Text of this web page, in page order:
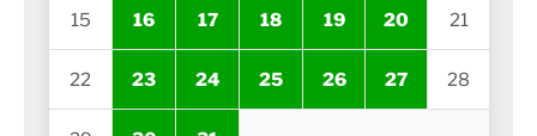
15 16 17 18 19 20 21
22 23 24 25 26 27 28